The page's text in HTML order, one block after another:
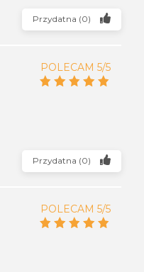
Przydatna (0)
POLECAM 5/5
Przydatna (0)
POLECAM 5/5